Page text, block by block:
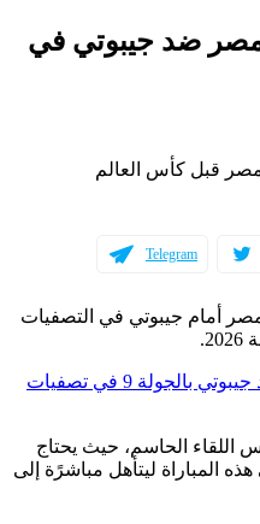
مصر ضد جيبوتي في
Telegram
مصر أمام جيبوتي في التصفيات
غيابات منتخب مصر ضد جيبوتي بالجولة 9 في تصفيات
اللقاء الحاسم، حيث يحتاج
المباراة ليتأهل مباشرًة إلى